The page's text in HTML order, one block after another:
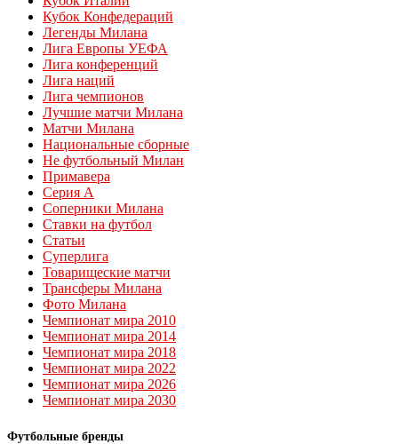
Кубок Конфедераций
Легенды Милана
Лига Европы УЕФА
Лига конференций
Лига наций
Лига чемпионов
Лучшие матчи Милана
Матчи Милана
Национальные сборные
Не футбольный Милан
Примавера
Серия А
Соперники Милана
Ставки на футбол
Статьи
Суперлига
Товарищеские матчи
Трансферы Милана
Фото Милана
Чемпионат мира 2010
Чемпионат мира 2014
Чемпионат мира 2018
Чемпионат мира 2022
Чемпионат мира 2026
Чемпионат мира 2030
Футбольные бренды